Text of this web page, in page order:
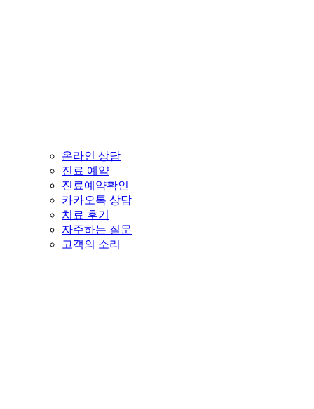
온라인 상담
진료 예약
진료예약확인
카카오톡 상담
치료 후기
자주하는 질문
고객의 소리